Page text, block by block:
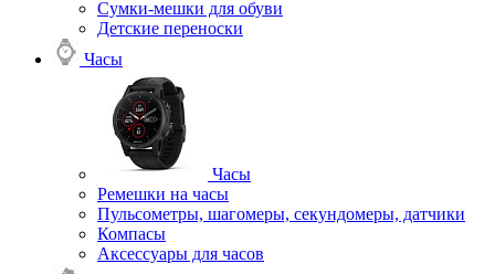
Сумки-мешки для обуви
Детские переноски
Часы
Часы
Ремешки на часы
Пульсометры, шагомеры, секундомеры, датчики
Компасы
Аксессуары для часов